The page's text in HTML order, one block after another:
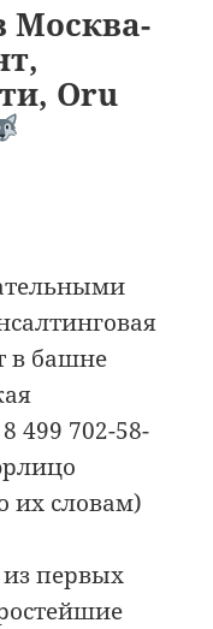
Москва-
Oru
в башне
499 702-58-
их словам)
первых